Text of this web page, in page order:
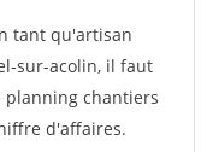
tant qu'artisan
sur-acolin, il faut
chantiers
d'affaires.